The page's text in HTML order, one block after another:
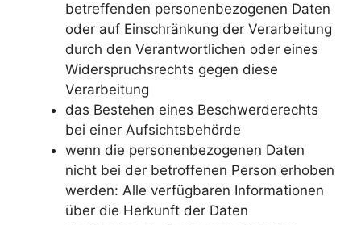
betreffenden personenbezogenen Daten
oder auf Einschränkung der Verarbeitung
durch den Verantwortlichen oder eines
Widerspruchsrechts gegen diese
Verarbeitung
das Bestehen eines Beschwerderechts
bei einer Aufsichtsbehörde
wenn die personenbezogenen Daten
nicht bei der betroffenen Person erhoben
werden: Alle verfügbaren Informationen
über die Herkunft der Daten